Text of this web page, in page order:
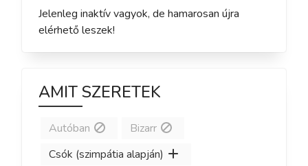
Jelenleg inaktív vagyok, de hamarosan újra
elérhető leszek!
AMIT SZERETEK
Autóban
Bizarr
Csók (szimpátia alapján)